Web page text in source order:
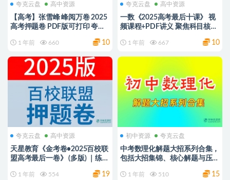
夸克云盘 高中资源
【高考】张雪峰 峰阅万卷 2025
高考押题卷 PDF版可打印 夸克
1 年前 660 10
夸克云盘 高中资源
一数《2025高考最后十课》 视
频课程+PDF讲义 聚焦科目核心
1 年前 667 10
夸克云盘 高中资源
天星教育《金考卷•2025百校联
盟高考最后一卷》 (多版) ｜练透
1 年前 554 19
初中资源 夸克云盘
中考数理化解题大招系列合集，
包括大招集锦、核心解题与压轴
下载1 年前 510 15